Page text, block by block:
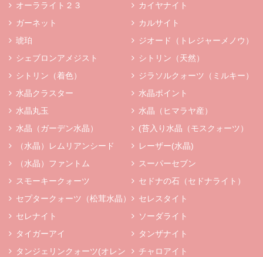
オーラライト２３
カイヤナイト
ガーネット
カルサイト
琥珀
ジオード（トレジャーメノウ）
シェブロンアメジスト
シトリン（天然）
シトリン（着色）
ジラソルクォーツ（ミルキー）
水晶クラスター
水晶ポイント
水晶丸玉
水晶（ヒマラヤ産）
水晶（ガーデン水晶）
(苔入り水晶（モスクォーツ）
（水晶）レムリアンシード
レーザー(水晶)
（水晶）ファントム
スーパーセブン
スモーキークォーツ
セドナの石（セドナライト）
セプタークォーツ（松茸水晶）
セレスタイト
セレナイト
ソーダライト
タイガーアイ
タンザナイト
タンジェリンクォーツ(オレン
チャロアイト